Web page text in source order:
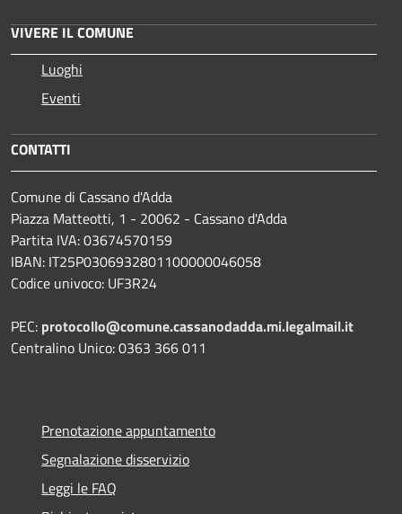
VIVERE IL COMUNE
Luoghi
Eventi
CONTATTI
Comune di Cassano d'Adda
Piazza Matteotti, 1 - 20062 - Cassano d'Adda
Partita IVA: 03674570159
IBAN: IT25P0306932801100000046058
Codice univoco: UF3R24
PEC: protocollo@comune.cassanodadda.mi.legalmail.it
Centralino Unico: 0363 366 011
Prenotazione appuntamento
Segnalazione disservizio
Leggi le FAQ